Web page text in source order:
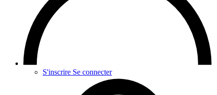
S'inscrire Se connecter